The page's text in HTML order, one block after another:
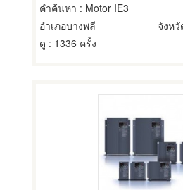
คำค้นหา : Motor IE3
อำเภอบางพลี
จังห
ดู : 1336 ครั้ง